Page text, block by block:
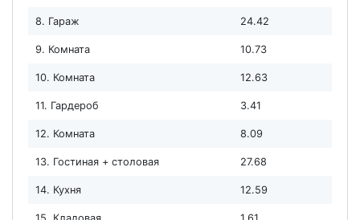
8. Гараж 24.42
9. Комната 10.73
10. Комната 12.63
11. Гардероб 3.41
12. Комната 8.09
13. Гостиная + столовая 27.68
14. Кухня 12.59